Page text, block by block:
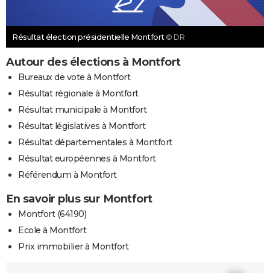
Résultat élection présidentielle Montfort © DR
Autour des élections à Montfort
Bureaux de vote à Montfort
Résultat régionale à Montfort
Résultat municipale à Montfort
Résultat législatives à Montfort
Résultat départementales à Montfort
Résultat européennes à Montfort
Référendum à Montfort
En savoir plus sur Montfort
Montfort (64190)
Ecole à Montfort
Prix immobilier à Montfort